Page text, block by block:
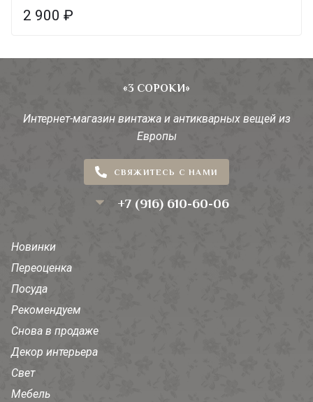
2 900 ₽
«3 СОРОКИ»
Интернет-магазин винтажа и антикварных вещей из
Европы
СВЯЖИТЕСЬ С НАМИ
+7 (916) 610-60-06
Новинки
Переоценка
Посуда
Рекомендуем
Снова в продаже
Декор интерьера
Свет
Мебель